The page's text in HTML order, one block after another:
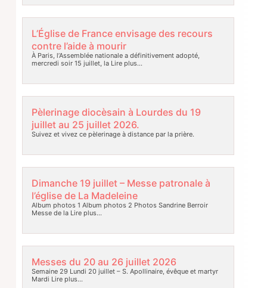
L’Église de France envisage des recours
contre l’aide à mourir
À Paris, l’Assemblée nationale a définitivement adopté,
mercredi soir 15 juillet, laLire plus…
Pèlerinage diocèsain à Lourdes du 19
juillet au 25 juillet 2026.
Suivez et vivez ce pèlerinage à distance par la prière.
Dimanche 19 juillet – Messe patronale à
l’église de La Madeleine
Album photos 1 Album photos 2 Photos Sandrine Berroir
Messe de laLire plus…
Messes du 20 au 26 juillet 2026
Semaine 29 Lundi 20 juillet – S. Apollinaire, évêque et martyr
Mardi Lire plus…